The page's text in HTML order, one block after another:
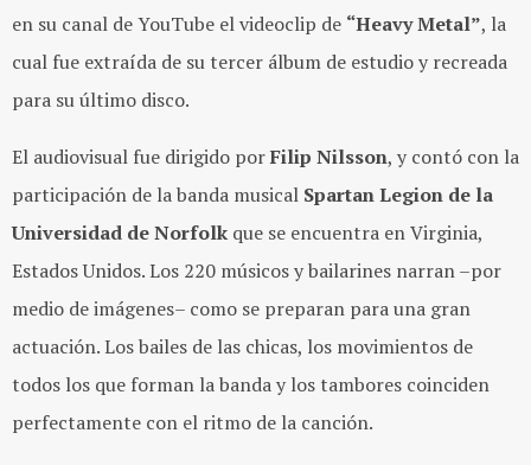
en su canal de YouTube el videoclip de “Heavy Metal”, la
cual fue extraída de su tercer álbum de estudio y recreada
para su último disco.
El audiovisual fue dirigido porFilip Nilsson, y contó con la
participación de la banda musical Spartan Legion de la
Universidad de Norfolk que se encuentra en Virginia,
Estados Unidos. Los 220 músicos y bailarines narran –por
medio de imágenes– como se preparan para una gran
actuación. Los bailes de las chicas, los movimientos de
todos los que forman la banda y los tambores coinciden
perfectamente con el ritmo de la canción.